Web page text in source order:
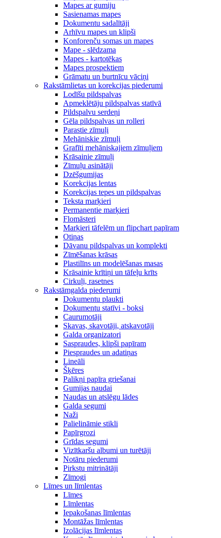
Mapes ar gumiju
Sasienamas mapes
Dokumentu sadalītāji
Arhīvu mapes un klipši
Konforenču somas un mapes
Mape - slēdzama
Mapes - kartotēkas
Mapes prospektiem
Grāmatu un burtnīcu vāciņi
Rakstāmlietas un korekcijas piederumi
Lodīšu pildspalvas
Apmeklētāju pildspalvas statīvā
Pildspalvu serdeņi
Gēla pildspalvas un rolleri
Parastie zīmuļi
Mehāniskie zīmuļi
Grafīti mehāniskajiem zīmuļiem
Krāsainie zīmuļi
Zīmuļu asinātāji
Dzēšgumijas
Korekcijas lentas
Korekcijas tepes un pildspalvas
Teksta marķieri
Permanentie marķieri
Flomāsteri
Marķieri tāfelēm un flipchart papīram
Otiņas
Dāvanu pildspalvas un komplekti
Zīmēšanas krāsas
Plastilīns un modelēšanas masas
Krāsainie krītiņi un tāfeļu krīts
Cirkuļi, rasetnes
Rakstāmgalda piederumi
Dokumentu plaukti
Dokumentu statīvi - boksi
Caurumotāji
Skavas, skavotāji, atskavotāji
Galda organizatori
Saspraudes, klipši papīram
Piespraudes un adatiņas
Lineāli
Šķēres
Palikņi papīra griešanai
Gumijas naudai
Naudas un atslēgu lādes
Galda segumi
Naži
Palielināmie stikli
Papīrgrozi
Grīdas segumi
Vizītkaršu albumi un turētāji
Notāru piederumi
Pirkstu mitrinātāji
Zīmogi
Līmes un līmlentas
Līmes
Līmlentas
Iepakošanas līmlentas
Montāžas līmlentas
Izolācijas līmlentas